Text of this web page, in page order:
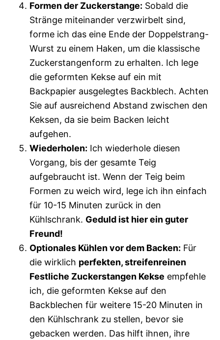
Formen der Zuckerstange: Sobald die
Stränge miteinander verzwirbelt sind,
forme ich das eine Ende der Doppelstrang-
Wurst zu einem Haken, um die klassische
Zuckerstangenform zu erhalten. Ich lege
die geformten Kekse auf ein mit
Backpapier ausgelegtes Backblech. Achten
Sie auf ausreichend Abstand zwischen den
Keksen, da sie beim Backen leicht
aufgehen.
Wiederholen: Ich wiederhole diesen
Vorgang, bis der gesamte Teig
aufgebraucht ist. Wenn der Teig beim
Formen zu weich wird, lege ich ihn einfach
für 10-15 Minuten zurück in den
Kühlschrank. Geduld ist hier ein guter
Freund!
Optionales Kühlen vor dem Backen: Für
die wirklich perfekten, streifenreinen
Festliche Zuckerstangen Kekse empfehle
ich, die geformten Kekse auf den
Backblechen für weitere 15-20 Minuten in
den Kühlschrank zu stellen, bevor sie
gebacken werden. Das hilft ihnen, ihre